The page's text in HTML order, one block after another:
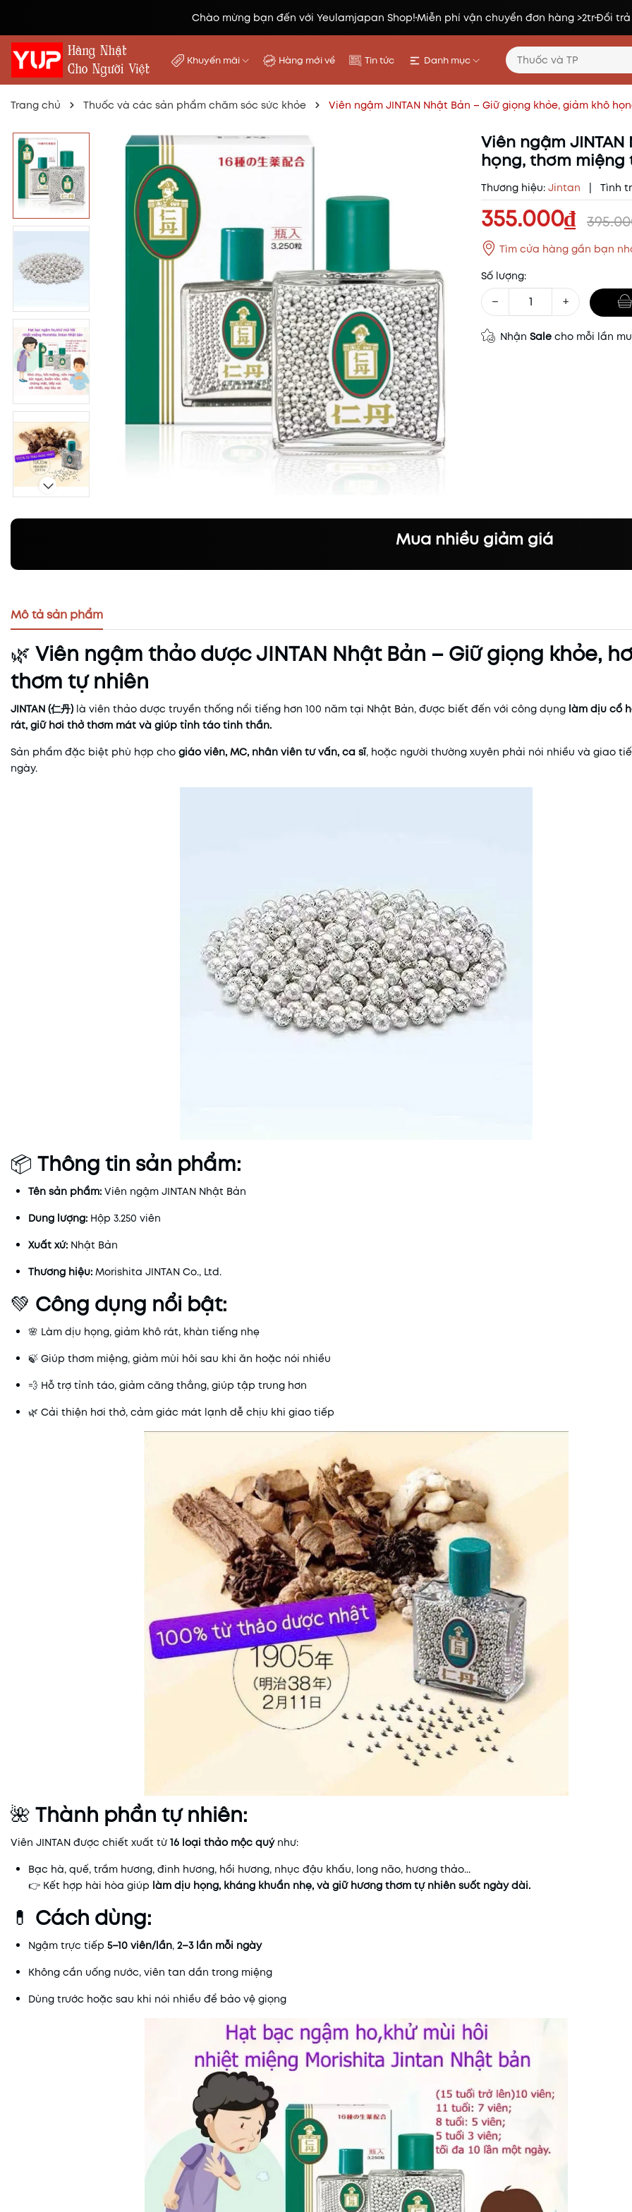
Chào mừng bạn đến với Yeulamjapan Shop!Miễn phí vận chuyển đơn hàng >2trĐổi trả
Khuyến mãi Hàng mới về Tin tức Danh mục
Trang chủ Thuốc và các sản phẩm chăm sóc sức khỏe Viên ngậm JINTAN Nhật Bản – Giữ giọng khỏe, giảm khô
Viên ngậm
họng, thơm miệng
Thương hiệu: Jintan Tình
355.000₫
Tìm cửa hàng gần bạn
Số lượng:
− +
Nhận Sale cho mỗi lần
Mua nhiều giảm giá
Mô tả sản phẩm
🌿 Viên ngậm thảo dược JINTAN Nhật Bản – Giữ giọng khỏe,
thơm tự nhiên
JINTAN (仁丹) là viên thảo dược truyền thống nổi tiếng hơn 100 năm tại Nhật Bản, được biết đến với công dụng làm dịu cổ
rát, giữ hơi thở thơm mát và giúp tỉnh táo tinh thần.
Sản phẩm đặc biệt phù hợp cho giáo viên, MC, nhân viên tư vấn, ca sĩ, hoặc người thường xuyên phải nói nhiều và giao
ngày.
📦 Thông tin sản phẩm:
Tên sản phẩm: Viên ngậm JINTAN Nhật Bản
Dung lượng: Hộp 3.250 viên
Xuất xứ: Nhật Bản
Thương hiệu: Morishita JINTAN Co., Ltd.
💚 Công dụng nổi bật:
🌸 Làm dịu họng, giảm khô rát, khàn tiếng nhẹ
🍃 Giúp thơm miệng, giảm mùi hôi sau khi ăn hoặc nói nhiều
💨 Hỗ trợ tỉnh táo, giảm căng thẳng, giúp tập trung hơn
🌿 Cải thiện hơi thở, cảm giác mát lạnh dễ chịu khi giao tiếp
🌺 Thành phần tự nhiên:
Viên JINTAN được chiết xuất từ16 loại thảo mộc quýnhư:
Bạc hà, quế, trầm hương, đinh hương, hồi hương, nhục đậu khấu, long não, hương thảo...
👉 Kết hợp hài hòa giúp làm dịu họng, kháng khuẩn nhẹ, và giữ hương thơm tự nhiên suốt ngày dài.
💊 Cách dùng:
Ngậm trực tiếp 5–10 viên/lần, 2–3 lần mỗi ngày
Không cần uống nước, viên tan dần trong miệng
Dùng trước hoặc sau khi nói nhiều để bảo vệ giọng